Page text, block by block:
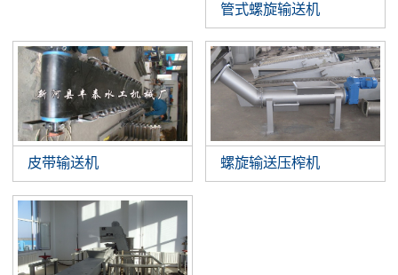
管式螺旋输送机
皮带输送机 螺旋输送压榨机